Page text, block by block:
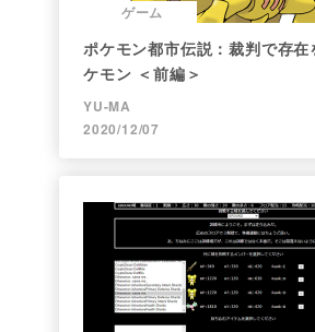
ゲーム
ポケモン都市伝説：裁判で存
ケモン ＜前編＞
YU-MA
2020/12/07